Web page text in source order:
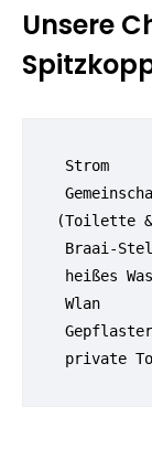
Unsere
Strom
(Toilette &
Braai-
heißes
Wlan
private